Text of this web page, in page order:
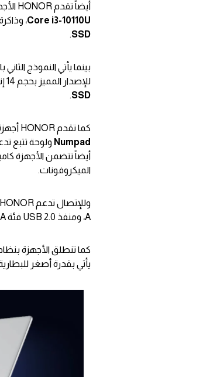
أيضاً تقدم HONOR الأجهزة باثنان من النماذج، حيث يضم النموذج الأول الجيل 10 من معالجات إنتل مع معالج
Core i3-10110U،
SSD
.
بينما يأتي النموذج الثاني بالجيل 10 من
للإصدار المميز بحجم 14 إنش، و8 جيجا بايت رام للإصدار المميز بحجم
SSD
.
كما تقدم HONOR أجهزة الحاسب الدفتري MagicBook X 14 وMagicBook X 15 بلوحة مفاتيح بحجم كامل، دون
Numpad
الميكروفونات.
وللإتصال تدعم HONOR الأجهزة بتقنية
A، ومنفذ USB 2.0 فئة A، ومنفذ USB C، وHDMI، مع مدخل 3.5مم للسماعات.
كما تنطلق الأجهزة
يأتي بقدرة أصغر